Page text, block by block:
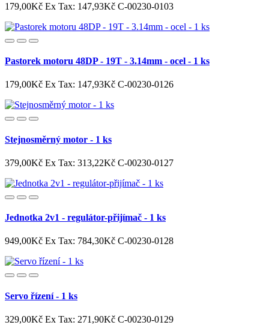
179,00Kč Ex Tax: 147,93Kč C-00230-0103
Pastorek motoru 48DP - 19T - 3.14mm - ocel - 1 ks
179,00Kč Ex Tax: 147,93Kč C-00230-0126
Stejnosměrný motor - 1 ks
379,00Kč Ex Tax: 313,22Kč C-00230-0127
Jednotka 2v1 - regulátor-přijímač - 1 ks
949,00Kč Ex Tax: 784,30Kč C-00230-0128
Servo řízení - 1 ks
329,00Kč Ex Tax: 271,90Kč C-00230-0129